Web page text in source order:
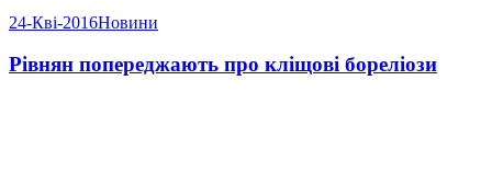
24-Кві-2016Новини
Рівнян попереджають про кліщові бореліози